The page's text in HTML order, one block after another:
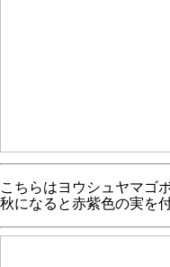
こちらはヨウシュヤマゴ
秋になると赤紫色の実を